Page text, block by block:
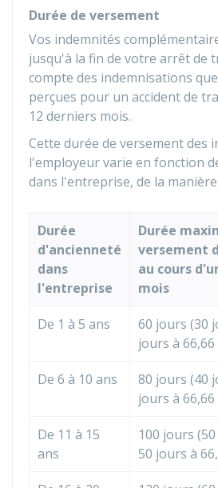
Durée de versement
Vos indemnités
jusqu'à la fin de votre arrêt de
compte des indemnisations
perçues pour un accident de
12 derniers mois.
Cette durée de versement des
l'employeur varie en fonction
dans l'entreprise, de la
Durée
d'ancienneté
dans
l'entreprise
Durée
versement
au cours
mois
De 1 à 5 ans 60 jours (30
jours à 66,66
De 6 à 10 ans 80 jours (40
jours à 66,66
De 11 à 15
ans
100 jours
50 jours à